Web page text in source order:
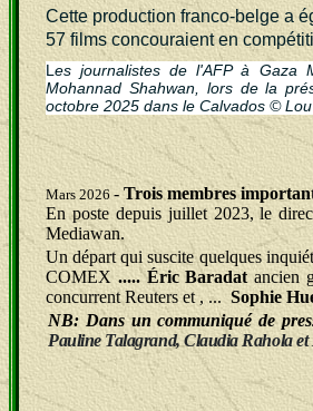
Cette production franco-belge a
57 films concouraient en
L es journalistes de l'AFP à Gaza
Mohannad Shahwan, lors de la
octobre 2025 dans le Calvados ©
Mars 2026 - Trois membres
En poste depuis juillet 2023, le
Mediawan.
Un départ qui suscite quelques
COMEX ..... Éric Baradatancien
concurrent Reuters et , ... Sophie
NB: Dans un communiqué de
Pauline Talagrand, Claudia Rahola